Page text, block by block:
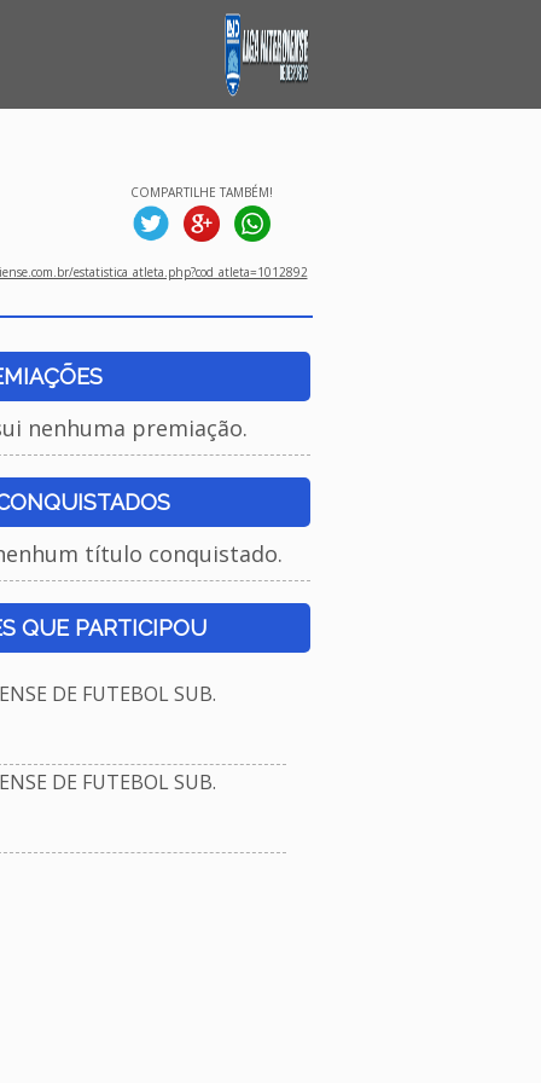
COMPARTILHE TAMBÉM!
estatistica_atleta.php?cod_atleta=1012892
nenhuma premiação.
título conquistado.
QUE PARTICIPOU
DE FUTEBOL SUB.
DE FUTEBOL SUB.